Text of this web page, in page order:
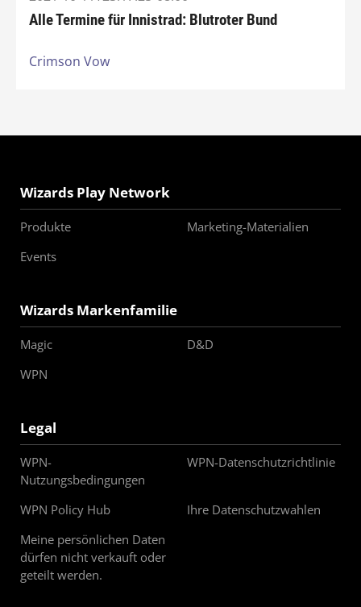
Alle Termine für Innistrad: Blutroter Bund
Crimson Vow
Wizards Play Network
Produkte
Marketing-Materialien
Events
Wizards Markenfamilie
Magic
D&D
WPN
Legal
WPN-
Nutzungsbedingungen
WPN-Datenschutzrichtlinie
WPN Policy Hub
Ihre Datenschutzwahlen
Meine persönlichen Daten
dürfen nicht verkauft oder
geteilt werden.